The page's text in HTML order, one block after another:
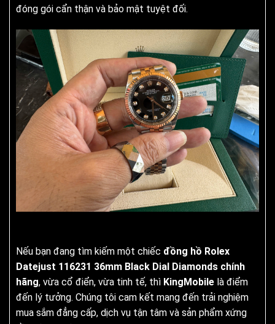
đóng gói cẩn thận và bảo mật tuyệt đối.
Nếu bạn đang tìm kiếm một chiếc đồng hồ Rolex
Datejust 116231 36mm Black Dial Diamonds chính
hãng, vừa cổ điển, vừa tinh tế, thì KingMobile là điểm
đến lý tưởng. Chúng tôi cam kết mang đến trải nghiệm
mua sắm đẳng cấp, dịch vụ tận tâm và sản phẩm xứng